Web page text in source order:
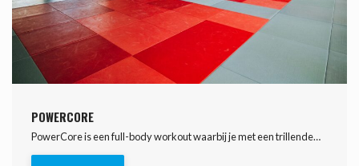
POWERCORE
PowerCore is een full-body workout waarbij je met een trillende…